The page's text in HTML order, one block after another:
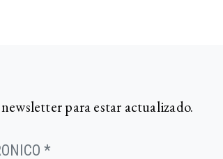
para estar actualizado.